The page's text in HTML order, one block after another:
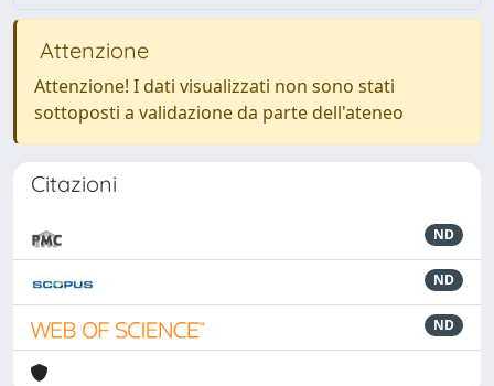
Attenzione
Attenzione! I dati visualizzati non sono stati
sottoposti a validazione da parte dell'ateneo
Citazioni
ND
ND
ND